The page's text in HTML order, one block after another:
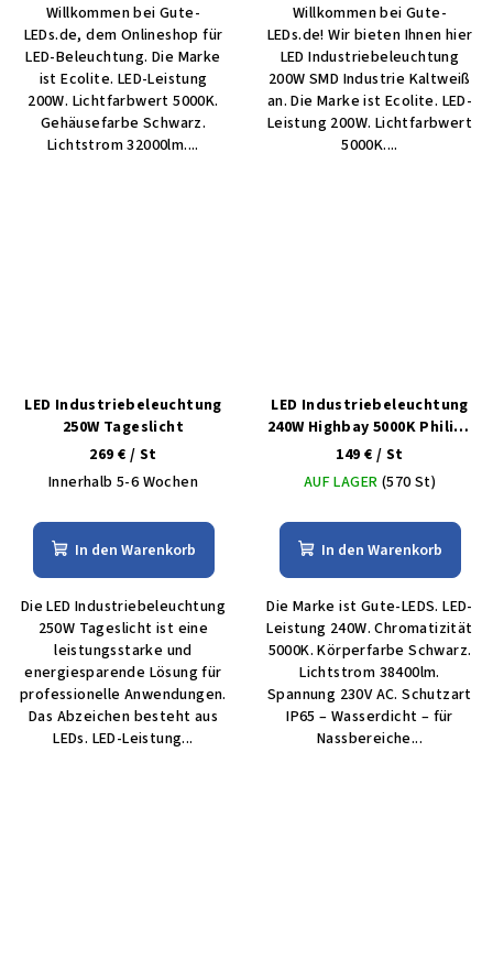
Willkommen bei Gute-
LEDs.de, dem Onlineshop für
LED-Beleuchtung. Die Marke
ist Ecolite. LED-Leistung
200W. Lichtfarbwert 5000K.
Gehäusefarbe Schwarz.
Lichtstrom 32000lm....
Willkommen bei Gute-
LEDs.de! Wir bieten Ihnen hier
LED Industriebeleuchtung
200W SMD Industrie Kaltweiß
an. Die Marke ist Ecolite. LED-
Leistung 200W. Lichtfarbwert
5000K....
LED Industriebeleuchtung
250W Tageslicht
269 € / St
Innerhalb 5-6 Wochen
In den Warenkorb
Die LED Industriebeleuchtung
250W Tageslicht ist eine
leistungsstarke und
energiesparende Lösung für
professionelle Anwendungen.
Das Abzeichen besteht aus
LEDs. LED-Leistung...
LED Industriebeleuchtung
240W Highbay 5000K Philips
5Jahre
149 € / St
AUF LAGER (570 St)
In den Warenkorb
Die Marke ist Gute-LEDS. LED-
Leistung 240W. Chromatizität
5000K. Körperfarbe Schwarz.
Lichtstrom 38400lm.
Spannung 230V AC. Schutzart
IP65 – Wasserdicht – für
Nassbereiche...